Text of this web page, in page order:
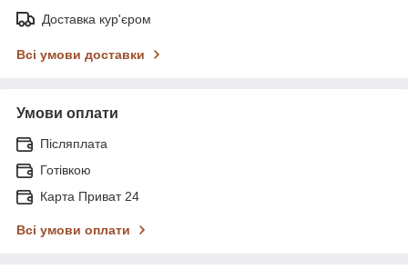
Доставка кур'єром
Всі умови доставки
Умови оплати
Післяплата
Готівкою
Карта Приват 24
Всі умови оплати